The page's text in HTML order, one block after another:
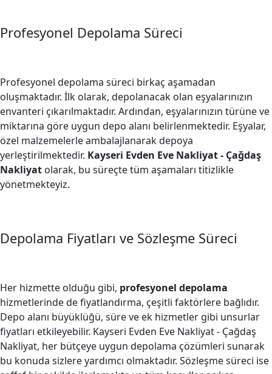
Profesyonel Depolama Süreci
Profesyonel depolama süreci birkaç aşamadan
oluşmaktadır. İlk olarak, depolanacak olan eşyalarınızın
envanteri çıkarılmaktadır. Ardından, eşyalarınızın türüne ve
miktarına göre uygun depo alanı belirlenmektedir. Eşyalar,
özel malzemelerle ambalajlanarak depoya
yerleştirilmektedir. Kayseri Evden Eve Nakliyat - Çağdaş
Nakliyat olarak, bu süreçte tüm aşamaları titizlikle
yönetmekteyiz.
Depolama Fiyatları ve Sözleşme Süreci
Her hizmette olduğu gibi, profesyonel depolama
hizmetlerinde de fiyatlandırma, çeşitli faktörlere bağlıdır.
Depo alanı büyüklüğü, süre ve ek hizmetler gibi unsurlar
fiyatları etkileyebilir. Kayseri Evden Eve Nakliyat - Çağdaş
Nakliyat, her bütçeye uygun depolama çözümleri sunarak
bu konuda sizlere yardımcı olmaktadır. Sözleşme süreci ise